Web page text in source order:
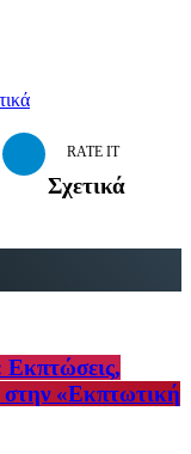
RATE IT
Σχετικά
στην «Εκπτωτική